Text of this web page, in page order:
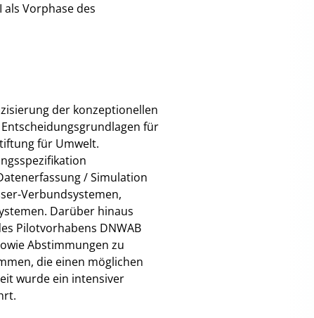
Vorphase des
der konzeptionellen
für
für Umwelt.
/ Simulation
Verbundsystemen,
Darüber hinaus
Pilotvorhabens DNWAB
Abstimmungen zu
die einen möglichen
wurde ein intensiver